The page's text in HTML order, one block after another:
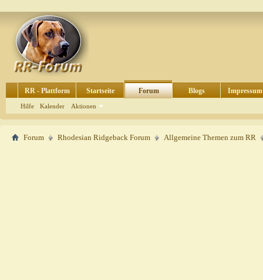
RR - Plattform Startseite Forum
Hilfe Kalender Aktionen
Blogs Impressum
Forum Rhodesian Ridgeback Forum Allgemeine Themen zum RR